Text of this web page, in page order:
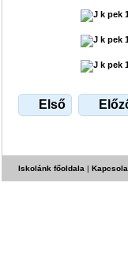
Első
Iskolánk főoldala |